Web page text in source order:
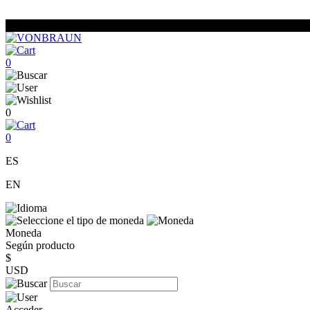
0
0
0
ES
EN
Moneda
Según producto
$
USD